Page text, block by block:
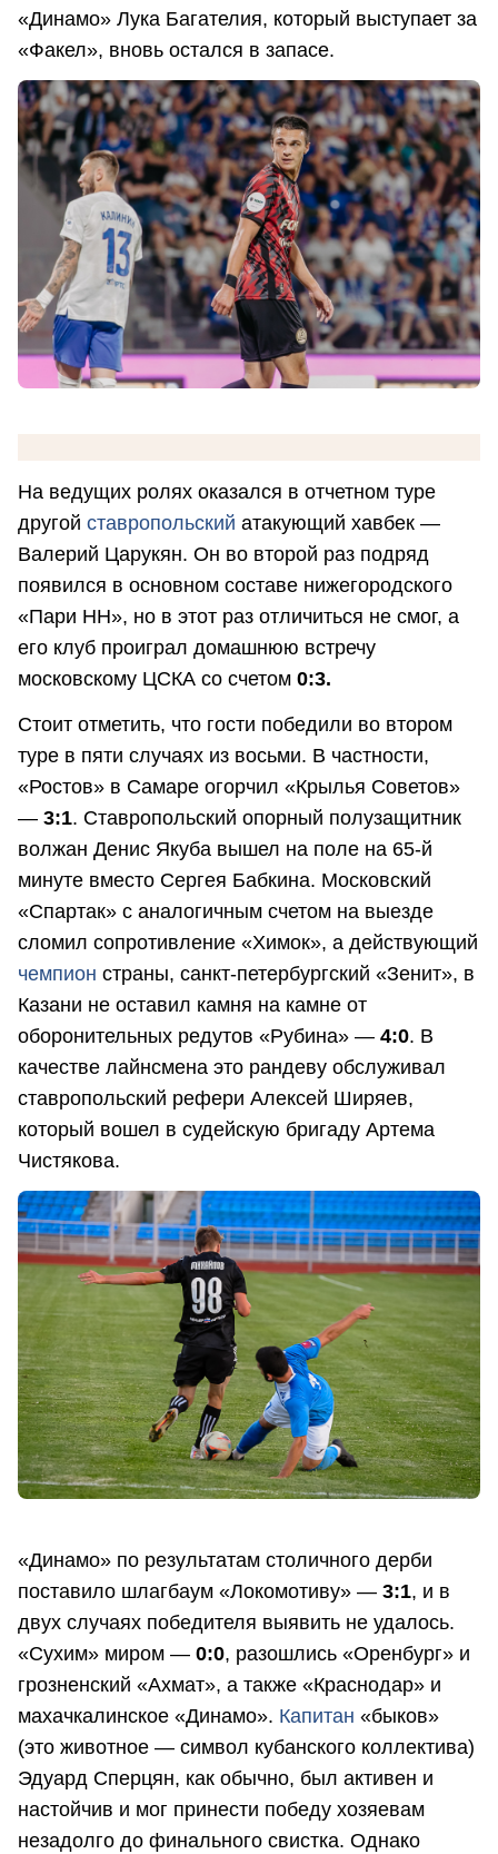
«Динамо» Лука Багателия, который выступает за
«Факел», вновь остался в запасе.
На ведущих ролях оказался в отчетном туре
другой ставропольский атакующий хавбек —
Валерий Царукян. Он во второй раз подряд
появился в основном составе нижегородского
«Пари НН», но в этот раз отличиться не смог, а
его клуб проиграл домашнюю встречу
московскому ЦСКА со счетом 0:3.
Стоит отметить, что гости победили во втором
туре в пяти случаях из восьми. В частности,
«Ростов» в Самаре огорчил «Крылья Советов»
— 3:1. Ставропольский опорный полузащитник
волжан Денис Якуба вышел на поле на 65-й
минуте вместо Сергея Бабкина. Московский
«Спартак» с аналогичным счетом на выезде
сломил сопротивление «Химок», а действующий
чемпион страны, санкт-петербургский «Зенит», в
Казани не оставил камня на камне от
оборонительных редутов «Рубина» — 4:0. В
качестве лайнсмена это рандеву обслуживал
ставропольский рефери Алексей Ширяев,
который вошел в судейскую бригаду Артема
Чистякова.
«Динамо» по результатам столичного дерби
поставило шлагбаум «Локомотиву» — 3:1, и в
двух случаях победителя выявить не удалось.
«Сухим» миром — 0:0, разошлись «Оренбург» и
грозненский «Ахмат», а также «Краснодар» и
махачкалинское «Динамо». Капитан «быков»
(это животное — символ кубанского коллектива)
Эдуард Сперцян, как обычно, был активен и
настойчив и мог принести победу хозяевам
незадолго до финального свистка. Однако